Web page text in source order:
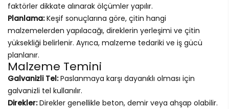
faktörler dikkate alınarak ölçümler yapılır.
Planlama:Keşif sonuçlarına göre, çitin hangi
malzemelerden yapılacağı, direklerin yerleşimi ve çitin
yüksekliği belirlenir. Ayrıca, malzeme tedariki ve iş gücü
planlanır.
Malzeme Temini
Galvanizli Tel:Paslanmaya karşı dayanıklı olması için
galvanizli tel kullanılır.
Direkler:Direkler genellikle beton, demir veya ahşap olabilir.